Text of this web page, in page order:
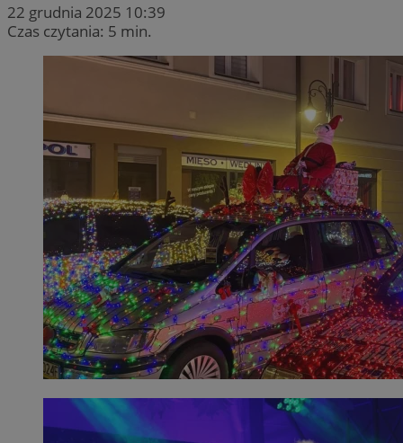
22 grudnia 2025 10:39
Czas czytania: 5 min.